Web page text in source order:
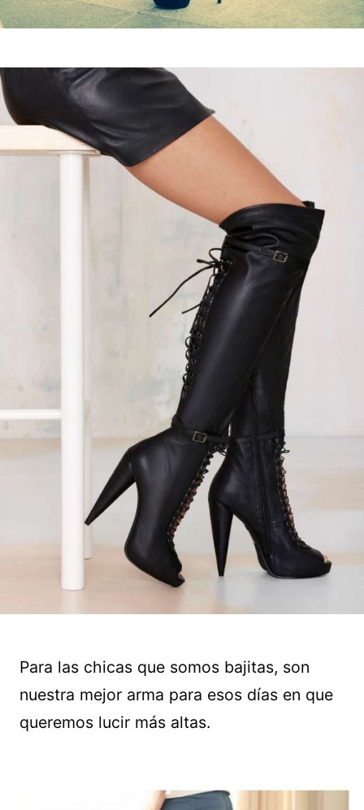
Para las chicas que somos bajitas, son
nuestra mejor arma para esos días en que
queremos lucir más altas.